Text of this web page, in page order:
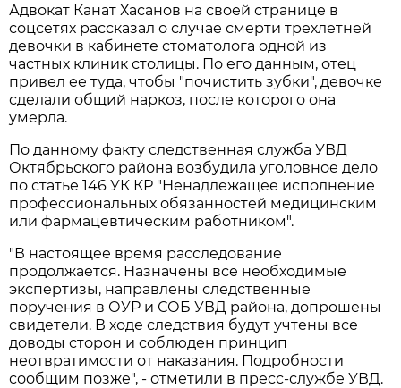
Адвокат Канат Хасанов на своей странице в
соцсетях рассказал о случае смерти трехлетней
девочки в кабинете стоматолога одной из
частных клиник столицы. По его данным, отец
привел ее туда, чтобы "почистить зубки", девочке
сделали общий наркоз, после которого она
умерла.
По данному факту следственная служба УВД
Октябрьского района возбудила уголовное дело
по статье 146 УК КР "Ненадлежащее исполнение
профессиональных обязанностей медицинским
или фармацевтическим работником".
"В настоящее время расследование
продолжается. Назначены все необходимые
экспертизы, направлены следственные
поручения в ОУР и СОБ УВД района, допрошены
свидетели. В ходе следствия будут учтены все
доводы сторон и соблюден принцип
неотвратимости от наказания. Подробности
сообщим позже", - отметили в пресс-службе УВД.